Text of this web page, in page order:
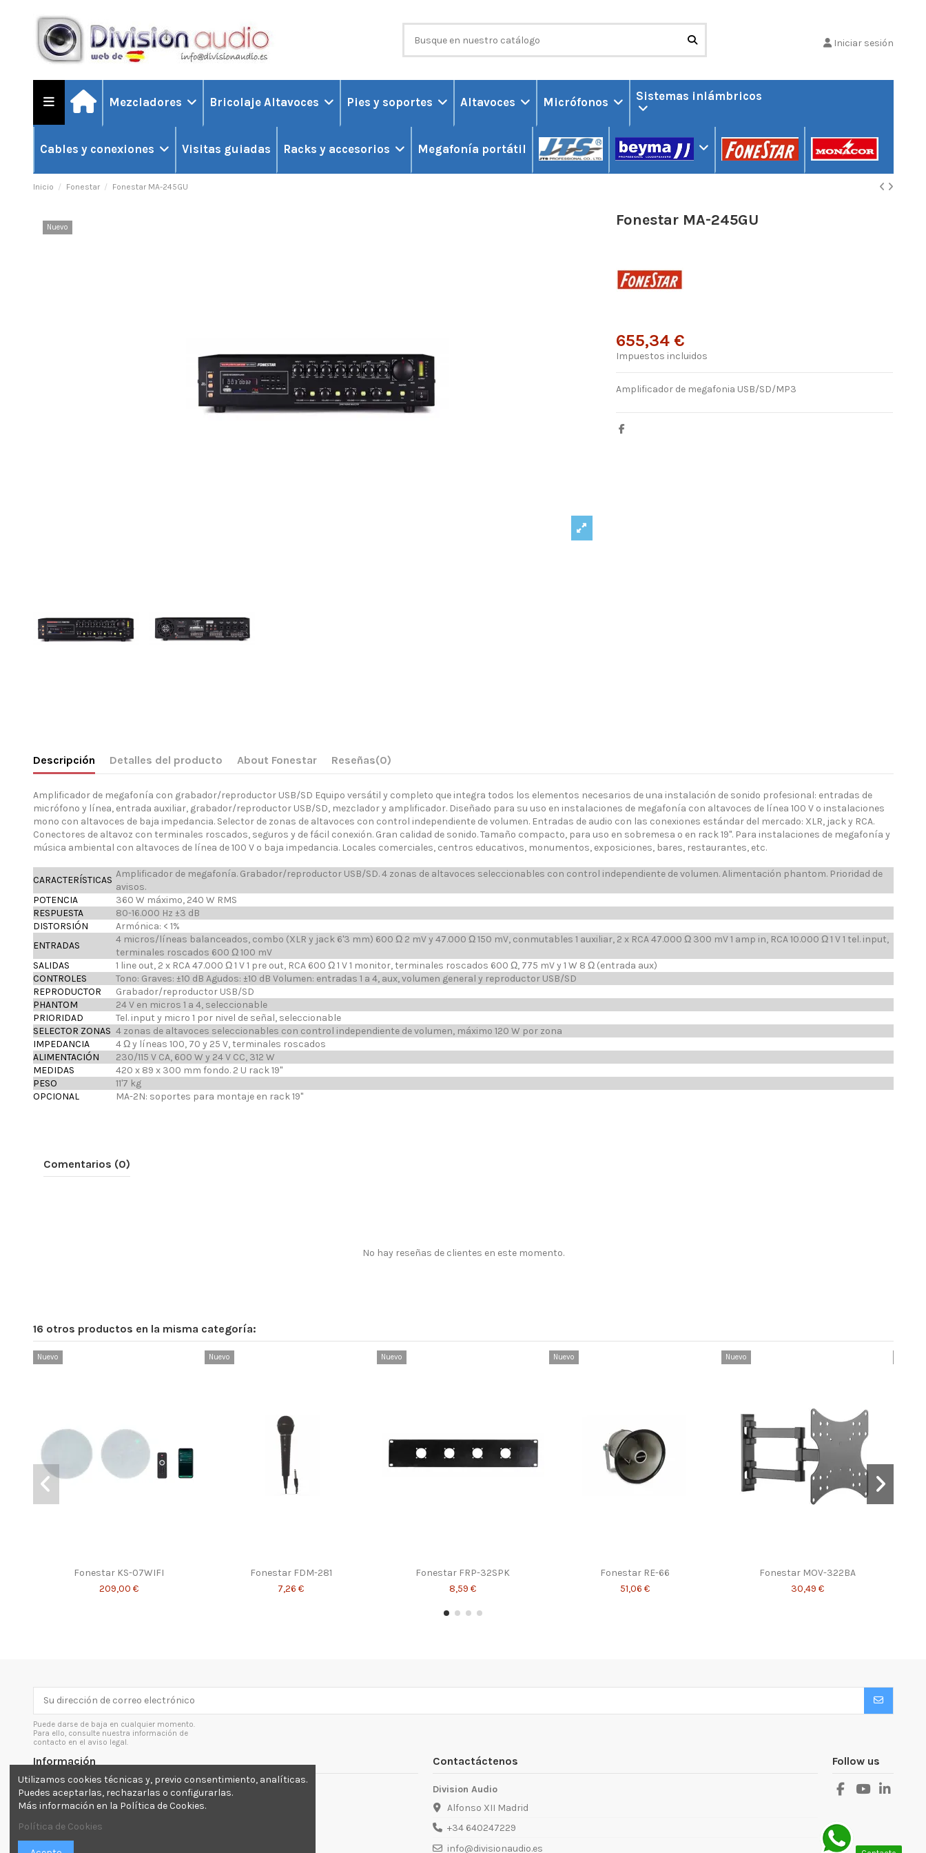
Iniciar sesión
Mezcladores Bricolaje Altavoces Pies y soportes Altavoces Micrófonos Sistemas inlámbricos
Cables y conexiones Visitas guiadas Racks y accesorios Megafonía portátil
Inicio Fonestar Fonestar MA-245GU
Nuevo Fonestar MA-245GU
655,34 €
Impuestos incluidos
Amplificador de megafonia USB/SD/MP3
Descripción Detalles del producto About Fonestar Reseñas(0)
Amplificador de megafonía con grabador/reproductor USB/SD Equipo versátil y completo que integra todos los elementos necesarios de una instalación de sonido profesional: entradas de
micrófono y línea, entrada auxiliar, grabador/reproductor USB/SD, mezclador y amplificador. Diseñado para su uso en instalaciones de megafonía con altavoces de línea 100 V o instalaciones
mono con altavoces de baja impedancia. Selector de zonas de altavoces con control independiente de volumen. Entradas de audio con las conexiones estándar del mercado: XLR, jack y RCA.
Conectores de altavoz con terminales roscados, seguros y de fácil conexión. Gran calidad de sonido. Tamaño compacto, para uso en sobremesa o en rack 19". Para instalaciones de megafonía y
música ambiental con altavoces de línea de 100 V o baja impedancia. Locales comerciales, centros educativos, monumentos, exposiciones, bares, restaurantes, etc.
CARACTERÍSTICAS
Amplificador de megafonía. Grabador/reproductor USB/SD. 4 zonas de altavoces seleccionables con control independiente de volumen. Alimentación phantom. Prioridad de
avisos.
POTENCIA
360 W máximo, 240 W RMS
RESPUESTA
80-16.000 Hz ±3 dB
DISTORSIÓN
Armónica: < 1%
ENTRADAS
4 micros/líneas balanceados, combo (XLR y jack 6'3 mm) 600 Ω 2 mV y 47.000 Ω 150 mV, conmutables 1 auxiliar, 2 x RCA 47.000 Ω 300 mV 1 amp in, RCA 10.000 Ω 1 V 1 tel. input,
terminales roscados 600 Ω 100 mV
SALIDAS
1 line out, 2 x RCA 47.000 Ω 1 V 1 pre out, RCA 600 Ω 1 V 1 monitor, terminales roscados 600 Ω, 775 mV y 1 W 8 Ω (entrada aux)
CONTROLES
Tono: Graves: ±10 dB Agudos: ±10 dB Volumen: entradas 1 a 4, aux, volumen general y reproductor USB/SD
REPRODUCTOR
Grabador/reproductor USB/SD
PHANTOM
24 V en micros 1 a 4, seleccionable
PRIORIDAD
Tel. input y micro 1 por nivel de señal, seleccionable
SELECTOR ZONAS 4 zonas de altavoces seleccionables con control independiente de volumen, máximo 120 W por zona
IMPEDANCIA
4 Ω y líneas 100, 70 y 25 V, terminales roscados
ALIMENTACIÓN
230/115 V CA, 600 W y 24 V CC, 312 W
MEDIDAS
420 x 89 x 300 mm fondo. 2 U rack 19''
PESO
11'7 kg
OPCIONAL
MA-2N: soportes para montaje en rack 19"
Comentarios (0)
No hay reseñas de clientes en este momento.
16 otros productos en la misma categoría:
Nuevo
Fonestar KS-07WIFI
209,00 €
Nuevo
Fonestar FDM-281
7,26 €
Nuevo
Fonestar FRP-32SPK
8,59 €
Nuevo
Fonestar RE-66
51,06 €
Nuevo
Fonestar MOV-322BA
30,49 €
Puede darse de baja en cualquier momento.
Para ello, consulte nuestra información de
contacto en el aviso legal.
Información
Envíos y devoluciones
Aviso legal
Inicio
Contactáctenos
Division Audio
Alfonso XII Madrid
+34 640247229
info@divisionaudio.es
Follow us
Utilizamos cookies técnicas y, previo consentimiento, analíticas.
Puedes aceptarlas, rechazarlas o configurarlas.
Más información en la Política de Cookies.
Política de Cookies